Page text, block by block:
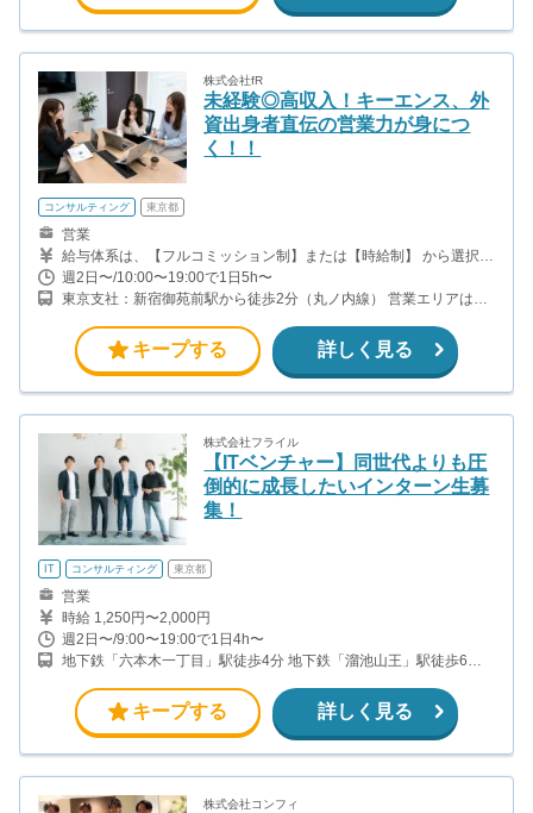
株式会社fR
未経験◎高収入！キーエンス、外
資出身者直伝の営業力が身につ
く！！
コンサルティング 東京都
営業
給与体系は、【フルコミッション制】または【時給制】 から選択で
きます。 ▼フルコミッション制（業務委託） ①アポインター：自
身が獲得したアポイントが成約に至った場合、粗利の30％を支給
②クローザー：商談から契約まで担当し、成約に至った場合、粗利
の50％を支給 ※粗利とは、販売金額から仕入れ費用（メーカーさ
んへの支払い）を差し引いた利益のことを指します。 【報酬例】
粗利100万円の場合、アポインターで約30万円、クローザーで約50
万円のコミッションを支給（1件あたり） ▼時給制も選択可能 時給
1,400円＋インセンティブあり ※時給制の場合 アポインター：成約
時に粗利の10％を支給
週2日〜/10:00〜19:00で1日5h〜
東京支社：新宿御苑前駅から徒歩2分（丸ノ内線） 営業エリアは、
営業エリアへ移動 土日：営業エリア最寄り駅に集合し、現地へ移動
キープする 詳しく見る
株式会社フライル
【ITベンチャー】同世代よりも圧
倒的に成長したいインターン生募
集！
IT コンサルティング 東京都
営業
時給 1,250円〜2,000円
週2日〜/9:00〜19:00で1日4h〜
地下鉄「六本木一丁目」駅徒歩4分 地下鉄「溜池山王」駅徒歩6分
「虎ノ門ヒルズ」駅徒歩8分
キープする 詳しく見る
株式会社コンフィ